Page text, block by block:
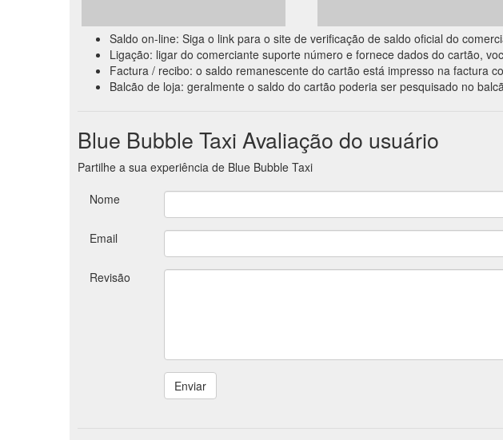
Saldo on-line: Siga o link para o site de verificação de saldo oficial do
Ligação: ligar do comerciante suporte número e fornece dados do cartão,
Factura / recibo: o saldo remanescente do cartão está impresso na factura
Balcão de loja: geralmente o saldo do cartão poderia ser pesquisado no
Blue Bubble Taxi Avaliação do usuário
Partilhe a sua experiência de Blue Bubble Taxi
Nome
Email
Revisão